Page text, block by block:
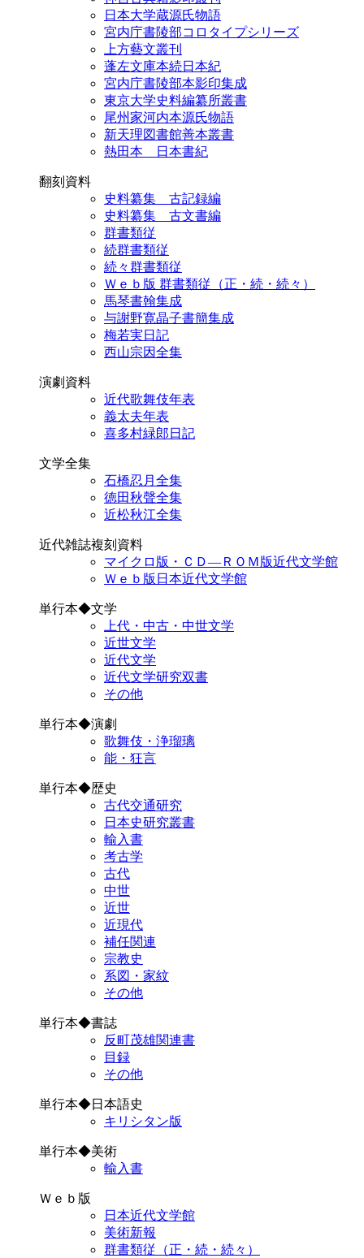
日本大学蔵源氏物語
宮内庁書陵部コロタイプシリーズ
上方藝文叢刊
蓬左文庫本続日本紀
宮内庁書陵部本影印集成
東京大学史料編纂所叢書
尾州家河内本源氏物語
新天理図書館善本叢書
熱田本 日本書紀
翻刻資料
史料纂集 古記録編
史料纂集 古文書編
群書類従
続群書類従
続々群書類従
Ｗｅｂ版 群書類従（正・続・続々）
馬琴書翰集成
与謝野寛晶子書簡集成
梅若実日記
西山宗因全集
演劇資料
近代歌舞伎年表
義太夫年表
喜多村緑郎日記
文学全集
石橋忍月全集
徳田秋聲全集
近松秋江全集
近代雑誌複刻資料
マイクロ版・ＣＤ―ＲＯＭ版近代文学館
Ｗｅｂ版日本近代文学館
単行本◆文学
上代・中古・中世文学
近世文学
近代文学
近代文学研究双書
その他
単行本◆演劇
歌舞伎・浄瑠璃
能・狂言
単行本◆歴史
古代交通研究
日本史研究叢書
輸入書
考古学
古代
中世
近世
近現代
補任関連
宗教史
系図・家紋
その他
単行本◆書誌
反町茂雄関連書
目録
その他
単行本◆日本語史
キリシタン版
単行本◆美術
輸入書
Ｗｅｂ版
日本近代文学館
美術新報
群書類従（正・続・続々）